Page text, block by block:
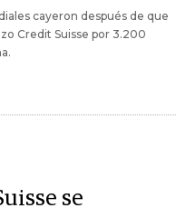
cayeron después de que
Credit Suisse por 3.200
se